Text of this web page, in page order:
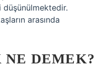
düşünülmektedir.
arasında
DEMEK?